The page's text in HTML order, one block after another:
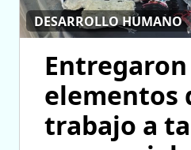
DESARROLLO HUMANO
Entregaron
elementos
trabajo a